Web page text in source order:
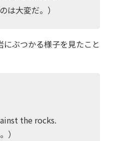
は大変だ。）
ぶつかる様子を見たこと
the rocks.
）